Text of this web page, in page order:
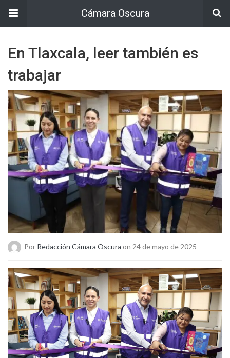
Cámara Oscura
En Tlaxcala, leer también es
trabajar
Por Redacción Cámara Oscura on 24 de mayo de 2025